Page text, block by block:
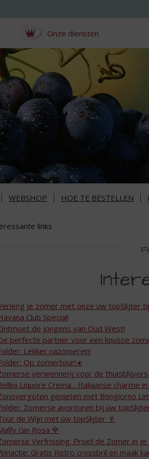
Onze diensten
WEBSHOP HOE TE BESTELLEN
links
je zomer met onze úw topSlijter
Club Special!
de jongens van Oud West!
perfecte partner voor een knusse
Lekker nazomeren!
Op zomertour!☀️
verwennerij voor de thuisblijvers
Liquore Crema... Italiaanse charme
genieten met Bongiorno
Zomerse avonturen bij úw
de Wijn met úw topSlijter 🍷
Gin Rosa 🌹
Verfrissing: Proef de Zomer in je
Gratis Retro crossbril en maak